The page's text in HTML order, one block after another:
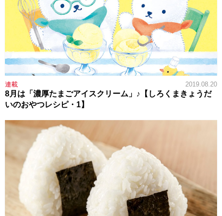
連載 2019.08.20
8月は「濃厚たまごアイスクリーム」♪【しろくまきょうだ
いのおやつレシピ・1】